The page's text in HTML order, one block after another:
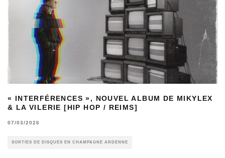
« INTERFÉRENCES », NOUVEL ALBUM DE MIKYLEX
& LA VILERIE [HIP HOP / REIMS]
07/03/2026
SORTIES DE DISQUES EN CHAMPAGNE ARDENNE